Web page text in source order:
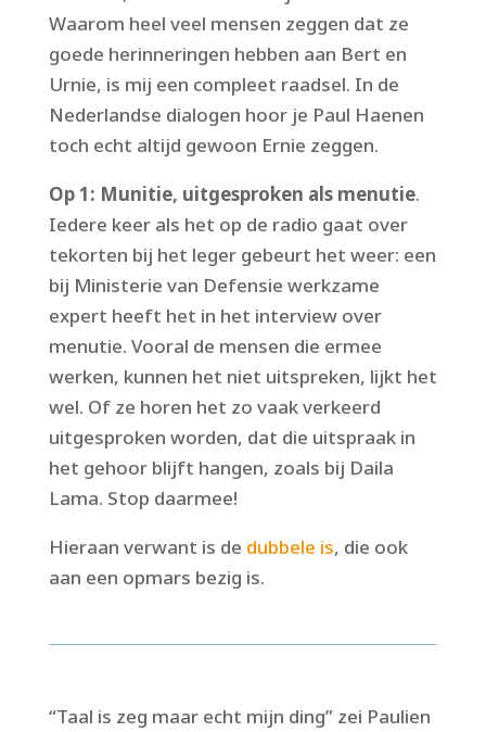
Waarom heel veel mensen zeggen dat ze
goede herinneringen hebben aan Bert en
Urnie, is mij een compleet raadsel. In de
Nederlandse dialogen hoor je Paul Haenen
toch echt altijd gewoon Ernie zeggen.
Op 1: Munitie, uitgesproken als menutie.
Iedere keer als het op de radio gaat over
tekorten bij het leger gebeurt het weer: een
bij Ministerie van Defensie werkzame
expert heeft het in het interview over
menutie. Vooral de mensen die ermee
werken, kunnen het niet uitspreken, lijkt het
wel. Of ze horen het zo vaak verkeerd
uitgesproken worden, dat die uitspraak in
het gehoor blijft hangen, zoals bij Daila
Lama. Stop daarmee!
Hieraan verwant is de dubbele is, die ook
aan een opmars bezig is.
“Taal is zeg maar echt mijn ding” zei Paulien